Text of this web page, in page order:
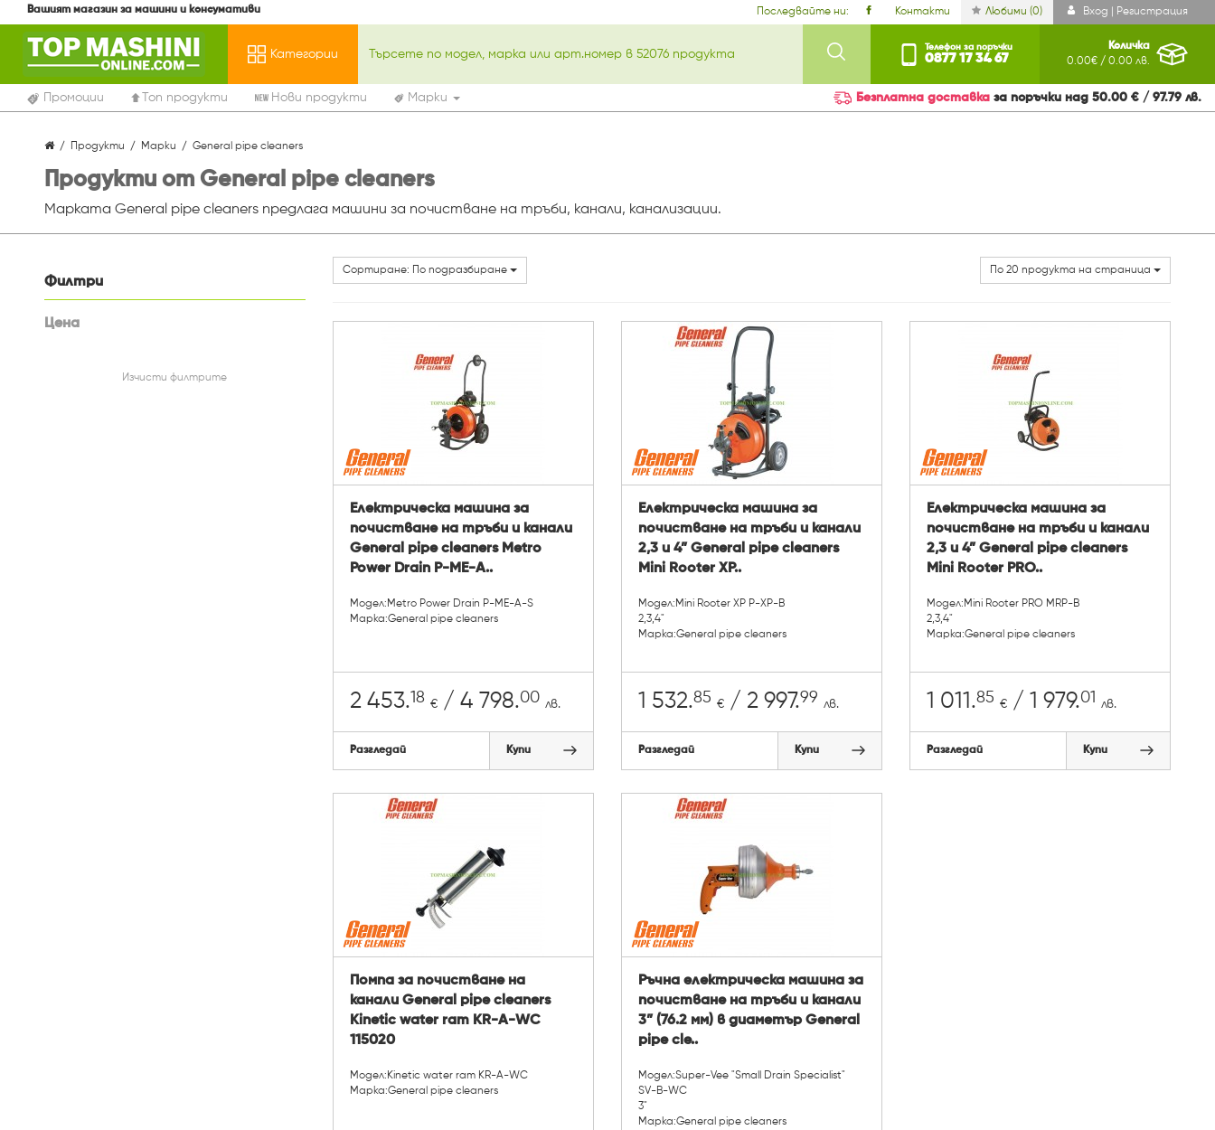
Вашият магазин за машини и консумативи Последвайте ни: Контакти Любими (0) Вход | Регистрация
Категории
Телефон за поръчки
0877 17 34 67
Количка
0.00€ / 0.00 лв.
Промоции Топ продукти Нови продукти Марки Безплатна доставка за поръчки над 50.00 € / 97.79 лв.
Продукти Марки General pipe cleaners
Продукти от General pipe cleaners
Марката General pipe cleaners предлага машини за почистване на тръби, канали, канализации.
Филтри
Цена
Изчисти филтрите
Сортиране: По подразбиране По 20 продукта на страница
Електрическа машина за
почистване на тръби и канали
General pipe cleaners Metro
Power Drain P-ME-A..
Модел:Metro Power Drain P-ME-A-S
Марка:General pipe cleaners
2 453.18 €/ 4 798.00 лв.
Разгледай Купи
Електрическа машина за
почистване на тръби и канали
2,3 и 4” General pipe cleaners
Mini Rooter XP..
Модел:Mini Rooter XP P-XP-B
2,3,4"
Марка:General pipe cleaners
1 532.85 €/ 2 997.99 лв.
Разгледай Купи
Електрическа машина за
почистване на тръби и канали
2,3 и 4” General pipe cleaners
Mini Rooter PRO..
Модел:Mini Rooter PRO MRP-B
2,3,4"
Марка:General pipe cleaners
1 011.85 € / 1 979.01 лв.
Разгледай Купи
Помпа за почистване на
канали General pipe cleaners
Kinetic water ram KR-A-WC
115020
Модел:Kinetic water ram KR-A-WC
Марка:General pipe cleaners
Ръчна електрическа машина за
почистване на тръби и канали
3” (76.2 мм) в диаметър General
pipe cle..
Модел:Super-Vee "Small Drain Specialist"
SV-B-WC
3"
Марка:General pipe cleaners